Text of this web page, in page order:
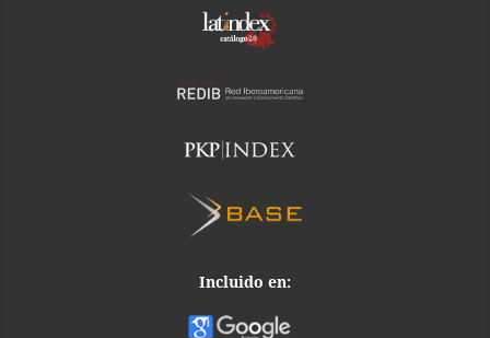
Incluido en: